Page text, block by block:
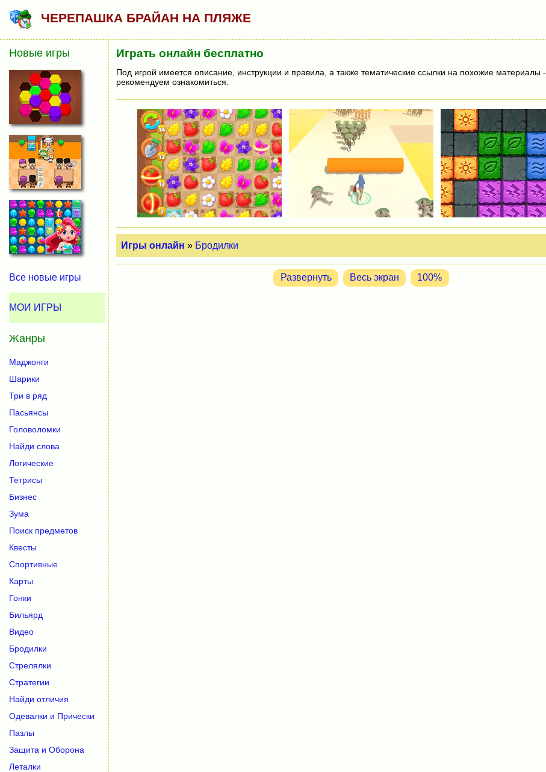
ЧЕРЕПАШКА БРАЙАН НА ПЛЯЖЕ
Играть онлайн бесплатно
Под игрой имеется описание, инструкции и правила, а также тематические ссылки на похожие материалы -
рекомендуем ознакомиться.
Игры онлайн » Бродилки
Развернуть Весь экран 100%
Новые игры
Все новые игры
МОИ ИГРЫ
Жанры
Маджонги
Шарики
Три в ряд
Пасьянсы
Головоломки
Найди слова
Логические
Тетрисы
Бизнес
Зума
Поиск предметов
Квесты
Спортивные
Карты
Гонки
Бильярд
Видео
Бродилки
Стрелялки
Стратегии
Найди отличия
Одевалки и Прически
Пазлы
Защита и Оборона
Леталки